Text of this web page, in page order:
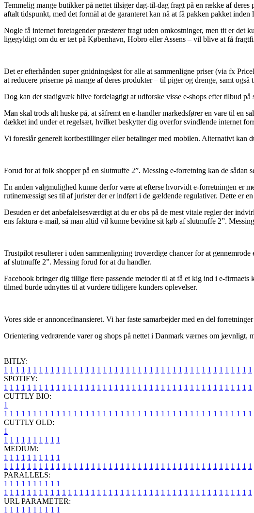
Temmelig mange butikker på nettet tilsiger dag-til-dag fragt på en række af
aftalt tidspunkt, med det formål at de garanteret kan nå at få pakken pakket inden
Nogle få internet foretagender præsterer fragt uden omkostninger, men tit er det
ligegyldigt om du er tæt på København, Hobro eller Assens – vil blive at få
Det er efterhånden super gnidningsløst for alle at sammenligne priser (via fx
at reducere priserne på mange af deres produkter – til piger og drenge, samt
Dog kan det stadigvæk blive fordelagtigt at udforske visse e-shops efter tilbud
Man skal trods alt huske på, at såfremt en e-handler markedsfører en vare til en
dækket ind under et regelsæt, hvilket beskytter dig overfor svindlende internet
Vi foreslår generelt kortbestillinger eller betalinger med mobilen. Alternativt kan
Forud for at folk shopper på en slutmuffe 2”. Messing e-forretning kan de sådan
En anden valgmulighed kunne derfor være at efterse hvorvidt e-forretningen er
rutinemæssigt ses til af jurister der er indført i de gældende regulativer. Dette er
Desuden er det anbefalelsesværdigt at du er obs på de mest vitale regler der
ens faktura e-mail, så man altid vil kunne bevidne sit køb af slutmuffe 2”.
Trustpilot resulterer i uden sammenligning troværdige chancer for at
af slutmuffe 2”. Messing forud for at du handler.
Facebook bringer dig tillige flere passende metoder til at få et kig ind i e-
tilmed burde udnyttes til at vurdere tidligere kunders oplevelser.
Vores side er annoncefinansieret. Vi har faste samarbejder med en del
Orientering vedrørende varer og shops på nettet i Danmark værnes om jævnligt,
BITLY:
1 1 1 1 1 1 1 1 1 1 1 1 1 1 1 1 1 1 1 1 1 1 1 1 1 1 1 1 1 1 1 1 1 1 1 1 1 1 1 1 1 1 1
SPOTIFY:
1 1 1 1 1 1 1 1 1 1 1 1 1 1 1 1 1 1 1 1 1 1 1 1 1 1 1 1 1 1 1 1 1 1 1 1 1 1 1 1 1 1 1
CUTTLY BIO:
1
1 1 1 1 1 1 1 1 1 1 1 1 1 1 1 1 1 1 1 1 1 1 1 1 1 1 1 1 1 1 1 1 1 1 1 1 1 1 1 1 1 1 1
CUTTLY OLD:
1
1 1 1 1 1 1 1 1 1 1
MEDIUM:
1 1 1 1 1 1 1 1 1 1
1 1 1 1 1 1 1 1 1 1 1 1 1 1 1 1 1 1 1 1 1 1 1 1 1 1 1 1 1 1 1 1 1 1 1 1 1 1 1 1 1 1 1
PARALLELS:
1 1 1 1 1 1 1 1 1 1
1 1 1 1 1 1 1 1 1 1 1 1 1 1 1 1 1 1 1 1 1 1 1 1 1 1 1 1 1 1 1 1 1 1 1 1 1 1 1 1 1 1 1
URL PARAMETER:
1 1 1 1 1 1 1 1 1 1